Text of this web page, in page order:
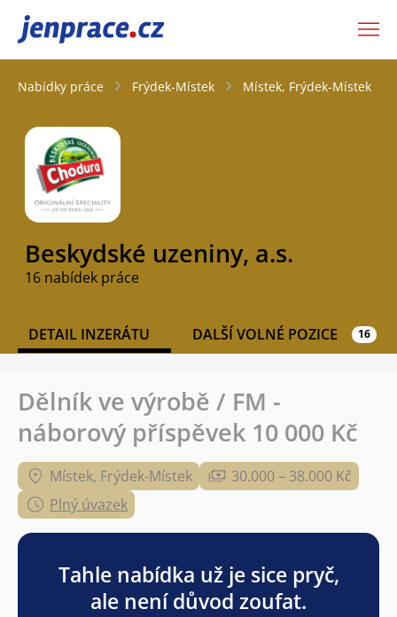
JenPráce.cz
Nabídky práce Frýdek-Místek Místek, Frýdek-Místek
Beskydské uzeniny, a.s.
16 nabídek práce
DETAIL INZERÁTU DALŠÍ VOLNÉ POZICE 16
Dělník ve výrobě / FM -
náborový příspěvek 10 000 Kč
Místek, Frýdek-Místek
30.000 – 38.000 Kč
Plný úvazek
Tahle nabídka už je sice pryč,
ale není důvod zoufat.